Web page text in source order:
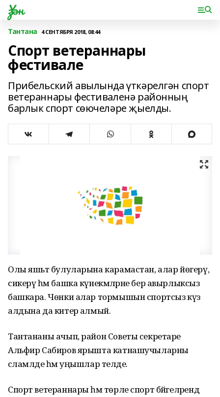
Үзән
Тантана 4 СЕНТЯБРЯ 2018, 08:44
Спорт ветераннары
фестивале
Прибельский авылында үткәрелгән спорт
ветераннары фестиваленә районның
барлык спорт сөючеләре җыелды.
Олы яшьтә булуларына карамастан, алар йөгерү,
сикерү һәм башка күнекмәләрне бер авырлыксыз
башкара. Чөнки алар тормышын спортсыз күз
алдына да китерә алмый.
Тантананы ачып, район Советы секретаре
Альфир Сабиров ярышта катнашучыларны
сәламләде һәм уңышлар теләде.
Спорт ветераннары һәм төрле спорт бәйгеләрендә